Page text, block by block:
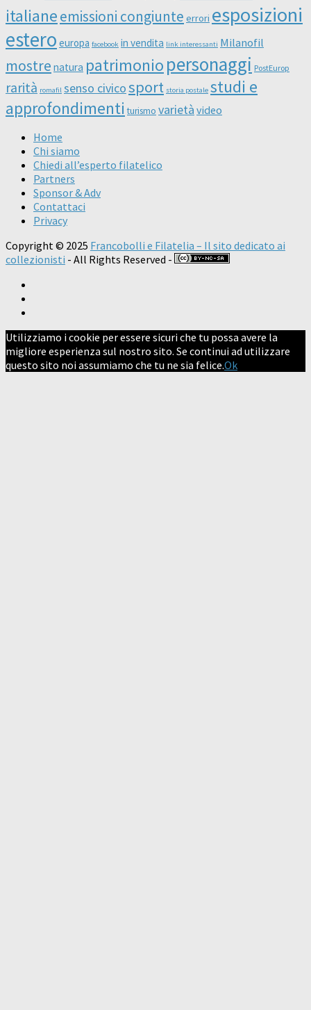
italianeemissioni congiunte errori esposizioni
estero europa facebook in vendita link interessanti Milanofil
mostre natura patrimonio personaggi PostEurop
rarità romafil senso civicosport storia postale studi e
approfondimenti turismo varietà video
Home
Chi siamo
Chiedi all’esperto filatelico
Partners
Sponsor & Adv
Contattaci
Privacy
Copyright © 2025 Francobolli e Filatelia – Il sito dedicato ai
collezionisti - All Rights Reserved -
Utilizziamo i cookie per essere sicuri che tu possa avere la
migliore esperienza sul nostro sito. Se continui ad utilizzare
questo sito noi assumiamo che tu ne sia felice.Ok